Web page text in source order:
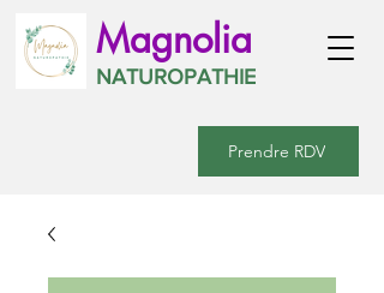
Magnolia
NATUROPATHIE
Prendre RDV